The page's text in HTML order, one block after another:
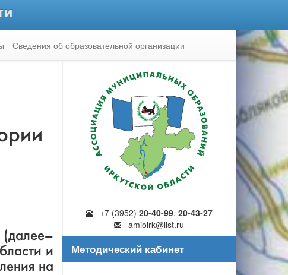
Сведения об образовательной организации
и
на
+7 (3952)20-40-99,20-43-27
amioirk@list.ru
Методический кабинет